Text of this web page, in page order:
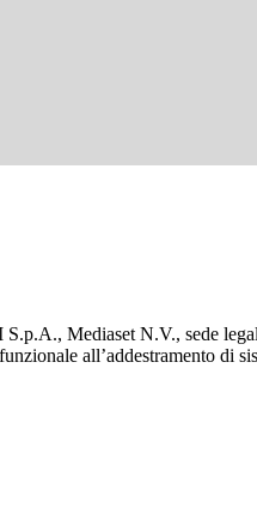
Mediaset N.V., sede
all’addestramento di